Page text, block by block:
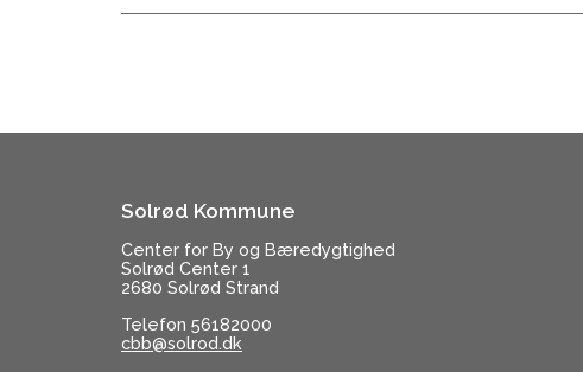
Solrød Kommune
Center for By og Bæredygtighed
Solrød Center 1
2680 Solrød Strand
Telefon 56182000
cbb@solrod.dk